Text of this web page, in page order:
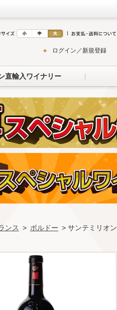
ログイン／新規登録
直輸入ワイナリー
ンス > ボルドー > サンテミリオン